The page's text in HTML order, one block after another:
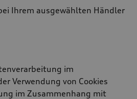
Ihrem ausgewählten Händler
im
Verwendung von Cookies
im Zusammenhang mit